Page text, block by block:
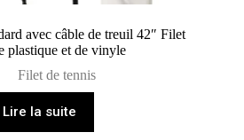
avec câble de treuil 42″ Filet
plastique et de vinyle
Filet de tennis
Lire la suite